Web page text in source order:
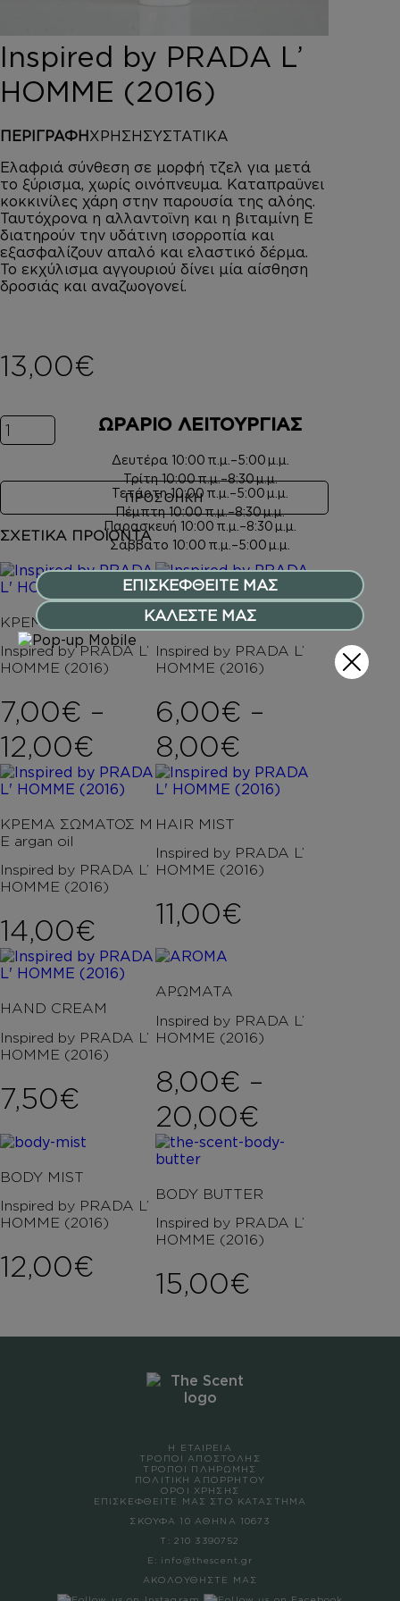
AUSTRALIAN GOLD
HOROMIA
SPECIAL OFFERS
ΚΑΛΑΘΙ
Inspired by PRADA L’
HOMME (2016)
ΠΕΡΙΓΡΑΦΗ ΧΡΗΣΗ ΣΥΣΤΑΤΙΚΑ
Ελαφριά σύνθεση σε μορφή τζελ για μετά
το ξύρισμα, χωρίς οινόπνευμα. Καταπραϋνει
κοκκινίλες χάρη στην παρουσία της αλόης.
Ταυτόχρονα η αλλαντοϊνη και η βιταμίνη Ε
διατηρούν την υδάτινη ισορροπία και
εξασφαλίζουν απαλό και ελαστικό δέρμα.
Το εκχύλισμα αγγουριού δίνει μία αίσθηση
δροσιάς και αναζωογονεί.
13,00€
Inspired by PRADA L' HOMME (2016) ποσότητα
ΠΡΟΣΘΗΚΗ
ΣΧΕΤΙΚΑ ΠΡΟΪΟΝΤΑ
ΚΡΕΜΕΣ ΣΩΜΑΤΟΣ
Inspired by PRADA L’
HOMME (2016)
7,00€ –
12,00€ Price range: 7,00€
ΑΦΡΟΛΟΥΤΡΑ
Inspired by PRADA L’
HOMME (2016)
6,00€ –
8,00€
ΚΡΕΜΑ ΣΩΜΑΤΟΣ Μ
Ε argan oil
Inspired by PRADA L’
HOMME (2016)
14,00€
HAIR MIST
Inspired by PRADA L’
HOMME (2016)
11,00€
HAND CREAM
Inspired by PRADA L’
HOMME (2016)
7,50€
ΑΡΩΜΑΤΑ
Inspired by PRADA L’
HOMME (2016)
8,00€ –
20,00€
BODY MIST
Inspired by PRADA L’
HOMME (2016)
12,00€
BODY BUTTER
Inspired by PRADA L’
HOMME (2016)
15,00€
Η ΕΤΑΙΡΕΙΑ
ΤΡΟΠΟΙ ΑΠΟΣΤΟΛΗΣ
ΤΡΟΠΟΙ ΠΛΗΡΩΜΗΣ
ΠΟΛΙΤΙΚΗ ΑΠΟΡΡΗΤΟΥ
ΟΡΟΙ ΧΡΗΣΗΣ
ΕΠΙΣΚΕΦΘΕΙΤΕ ΜΑΣ ΣΤΟ ΚΑΤΑΣΤΗΜΑ
ΣΚΟΥΦΑ 10 ΑΘΗΝΑ 10673
Τ: 210 3390752
Ε: info@thescent.gr
ΑΚΟΛΟΥΘΗΣΤΕ ΜΑΣ
ΩΡΑΡΙΟ ΛΕΙΤΟΥΡΓΙΑΣ
Δευτέρα 10:00 π.μ.–5:00 μ.μ.
Τρίτη10:00 π.μ.–8:30 μ.μ.
Τετάρτη10:00 π.μ.–5:00 μ.μ.
Πέμπτη10:00 π.μ.–8:30 μ.μ.
Παρασκευή 10:00 π.μ.–8:30 μ.μ.
Σάββατο 10:00 π.μ.–5:00 μ.μ.
ΕΠΙΣΚΕΦΘΕΙΤΕ ΜΑΣ
ΚΑΛΕΣΤΕ ΜΑΣ